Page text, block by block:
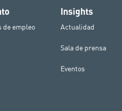
de empleo
Insights
Actualidad
Sala de prensa
Eventos